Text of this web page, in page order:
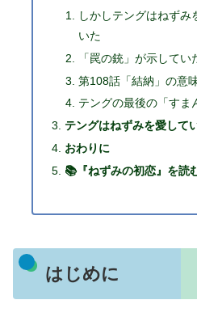
しかしテングはねずみ
いた
「罠の銃」が示してい
第108話「結納」の意
テングの最後の「すま
テングはねずみを愛して
おわりに
📚『ねずみの初恋』を読
はじめに